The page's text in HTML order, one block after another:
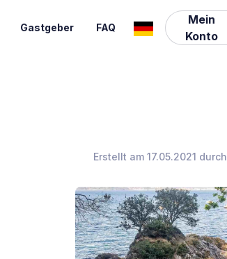
Gastgeber FAQ
Mein
Konto
Erstellt am 17.05.2021 durch